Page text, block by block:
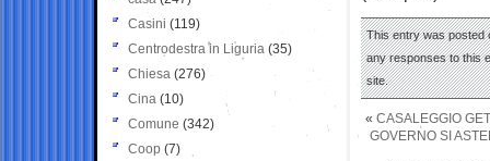
This entry was posted
any responses to this
site.
« CASALEGGIO
GOVERNO SI
Casini (119)
Centrodestra in Liguria (35)
Chiesa (276)
Cina (10)
Comune (342)
Coop (7)